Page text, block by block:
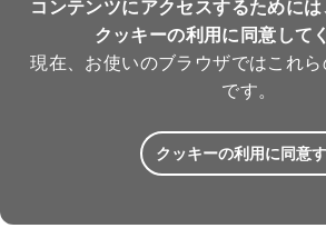
コンテンツにアクセスするために
クッキーの利用に同意して
現在、お使いのブラウザではこれ
です。
クッキーの利用に同意